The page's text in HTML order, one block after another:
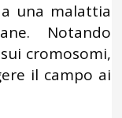
una malattia
Notando
cromosomi,
il campo ai